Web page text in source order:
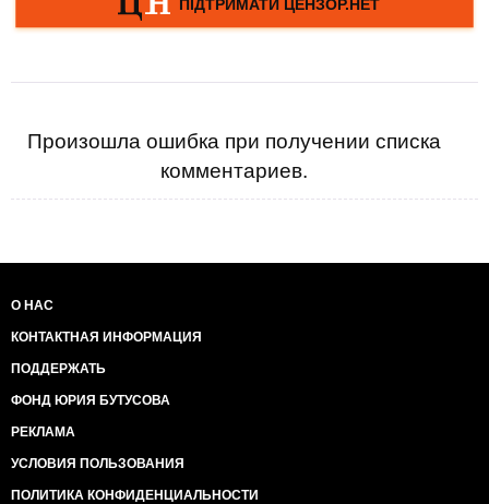
Произошла ошибка при получении списка
комментариев.
О НАС
КОНТАКТНАЯ ИНФОРМАЦИЯ
ПОДДЕРЖАТЬ
ФОНД ЮРИЯ БУТУСОВА
РЕКЛАМА
УСЛОВИЯ ПОЛЬЗОВАНИЯ
ПОЛИТИКА КОНФИДЕНЦИАЛЬНОСТИ